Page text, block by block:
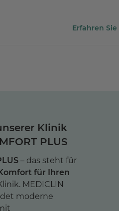
Erfahren
Klinik
PLUS
– das steht für
für Ihren
MEDICLIN
moderne